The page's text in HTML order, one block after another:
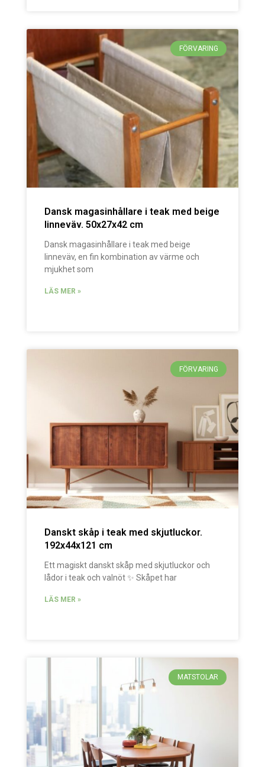
FÖRVARING
Dansk magasinhållare i teak med beige
linneväv. 50x27x42 cm
Dansk magasinhållare i teak med beige
linneväv, en fin kombination av värme och
mjukhet som
LÄS MER »
FÖRVARING
Danskt skåp i teak med skjutluckor.
192x44x121 cm
Ett magiskt danskt skåp med skjutluckor och
lådor i teak och valnöt ✨ Skåpet har
LÄS MER »
MATSTOLAR